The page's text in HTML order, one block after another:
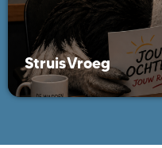
StruisVroeg